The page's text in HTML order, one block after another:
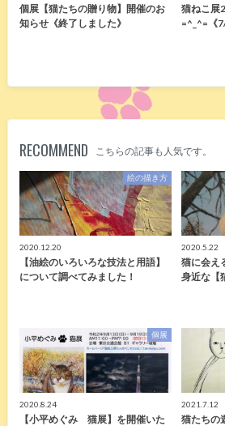
個展【猫たちの贈り物】開催のお
知らせ《終了しました》
猫ねこ展
=^_^=《
RECOMMEND こちらの記事も人気です。
絵の描き方
2020.12.20
【油絵のいろいろな技法と用語】
について調べてみました！
2020.5.22
猫に会え
身近な【
個展
2020.8.24
【小平めぐみ 猫展】を開催いた
2021.7.12
猫たちの